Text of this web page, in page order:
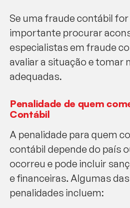
Se uma fraude contábil
importante procurar
especialistas em fraude
avaliar a situação e tomar
adequadas.
Penalidade de quem
Contábil
A penalidade para quem
contábil depende do país
ocorreu e pode incluir
e financeiras. Algumas
penalidades incluem: